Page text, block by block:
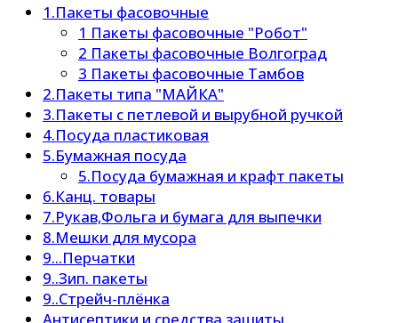
1.Пакеты фасовочные
1 Пакеты фасовочные "Робот"
2 Пакеты фасовочные Волгоград
3 Пакеты фасовочные Тамбов
2.Пакеты типа "МАЙКА"
3.Пакеты с петлевой и вырубной ручкой
4.Посуда пластиковая
5.Бумажная посуда
5.Посуда бумажная и крафт пакеты
6.Канц. товары
7.Рукав,Фольга и бумага для выпечки
8.Мешки для мусора
9...Перчатки
9..Зип. пакеты
9..Стрейч-плёнка
Антисептики и средства защиты